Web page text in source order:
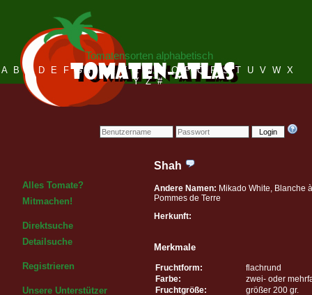
Login
Tomatensorten alphabetisch
A B C D E F G H I J K L M N O P Q R S T U V W X
Y Z #
Alles Tomate?
Mitmachen!
Direktsuche
Detailsuche
Registrieren
Unsere Unterstützer
Shah
Andere Namen: Mikado White, Blanche
Pommes de Terre
Herkunft:
Merkmale
Fruchtform:
flachrund
Farbe:
zwei- oder
Fruchtgröße:
größer 200 gr.